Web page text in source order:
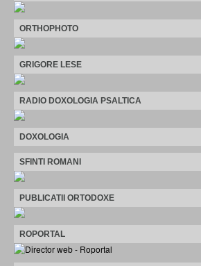
ORTHOPHOTO
GRIGORE LESE
RADIO DOXOLOGIA PSALTICA
DOXOLOGIA
SFINTI ROMANI
PUBLICATII ORTODOXE
ROPORTAL